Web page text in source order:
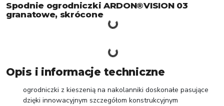
Spodnie ogrodniczki ARDON®VISION 03
granatowe, skrócone
Opis i informacje techniczne
ogrodniczki z kieszenią na nakolanniki doskonałe pasujące
dzięki innowacyjnym szczegółom konstrukcyjnym